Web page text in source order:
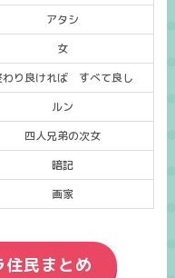
アタシ
女
わり良ければ すべて良し
ルン
四人兄弟の次女
暗記
画家
民まとめ